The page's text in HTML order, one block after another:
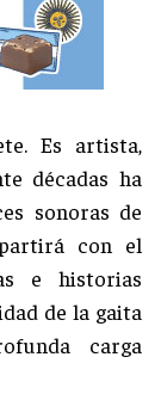
Es artista,
décadas ha
sonoras de
con el
e historias
de la gaita
carga